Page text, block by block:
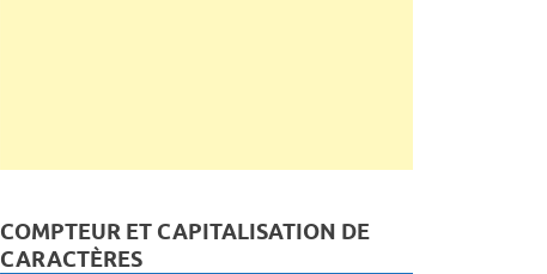
COMPTEUR ET CAPITALISATION DE
CARACTÈRES